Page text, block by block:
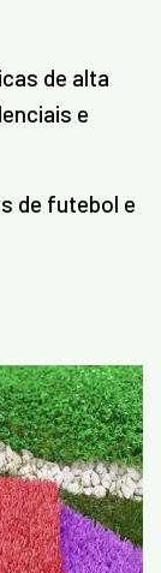
de alta
e
de futebol e